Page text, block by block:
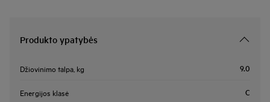
Produkto ypatybės
Džiovinimo talpa, kg 9.0
Energijos klasė C